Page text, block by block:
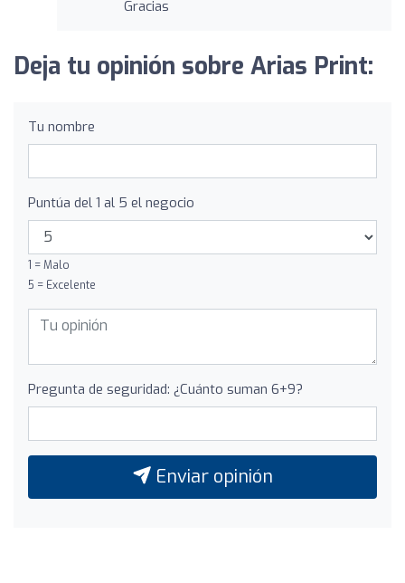
Gracias
Deja tu opinión sobre Arias Print:
Tu nombre
Puntúa del 1 al 5 el negocio
1 = Malo
5 = Excelente
Pregunta de seguridad: ¿Cuánto suman 6+9?
Enviar opinión